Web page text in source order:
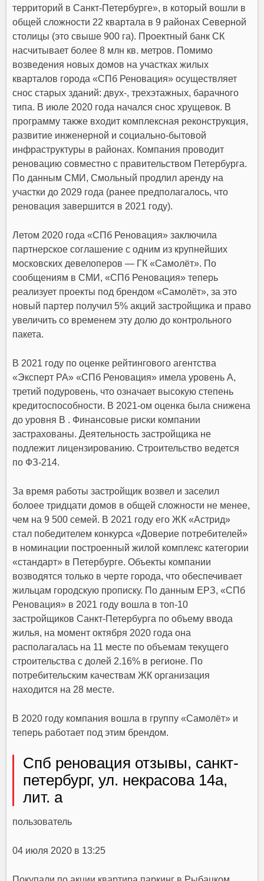
территорий в Санкт-Петербурге», в который вошли в
общей сложности 22 квартала в 9 районах Северной
столицы (это свыше 900 га). Проектный банк СК
насчитывает более 8 млн кв. метров. Помимо
возведения новых домов на участках жилых
кварталов города«СПб Реновация» осуществляет
снос старых зданий: двух-, трехэтажных, барачного
типа. В июле 2020 года начался снос хрущевок. В
программу также входит комплексная реконструкция,
развитие инженерной и социально-бытовой
инфраструктуры в районах. Компания проводит
реновацию совместно с правительством Петербурга.
По данным СМИ, Смольный продлил аренду на
участки до 2029 года (ранее предполагалось, что
реновация завершится в 2021 году).
Летом 2020 года «СПб Реновация» заключила
партнерское соглашение с одним из крупнейших
московских девелоперов — ГК «Самолёт». По
сообщениям в СМИ, «СПб Реновация» теперь
реализует проекты под брендом «Самолёт», за это
новый партер получил 5% акций застройщика и право
увеличить со временем эту долю до контрольного
пакета.
В 2021 году по оценке рейтингового агентства
«Эксперт РА»«СПб Реновация» имела уровень А,
третий подуровень, что означает высокую степень
кредитоспособности. В 2021-ом оценка была снижена
до уровня В . Финансовые риски компании
застрахованы. Деятельность застройщика не
подлежит лицензированию. Строительство ведется
по ФЗ-214.
За время работы застройщик возвел и заселил
болоее тридцати домов в общей сложности не менее,
чем на 9 500 семей. В 2021 году его ЖК «Астрид»
стал победителем конкурса «Доверие потребителей»
в номинации построенный жилой комплекс категории
«стандарт» в Петербурге. Объекты компании
возводятся только в черте города, что обеспечивает
жильцам городскую прописку. По данным ЕРЗ, «СПб
Реновация» в 2021 году вошла в топ-10
застройщиков Санкт-Петербурга по объему ввода
жилья, на момент октября 2020 года она
располагалась на 11 месте по объемам текущего
строительства с долей 2.16% в регионе. По
потребительским качествам ЖК организация
находится на 28 месте.
В 2020 году компания вошла в группу «Самолёт» и
теперь работает под этим брендом.
Спб реновация отзывы, санкт-
петербург, ул. некрасова 14а,
лит. а
пользователь
04 июля 2020 в 13:25